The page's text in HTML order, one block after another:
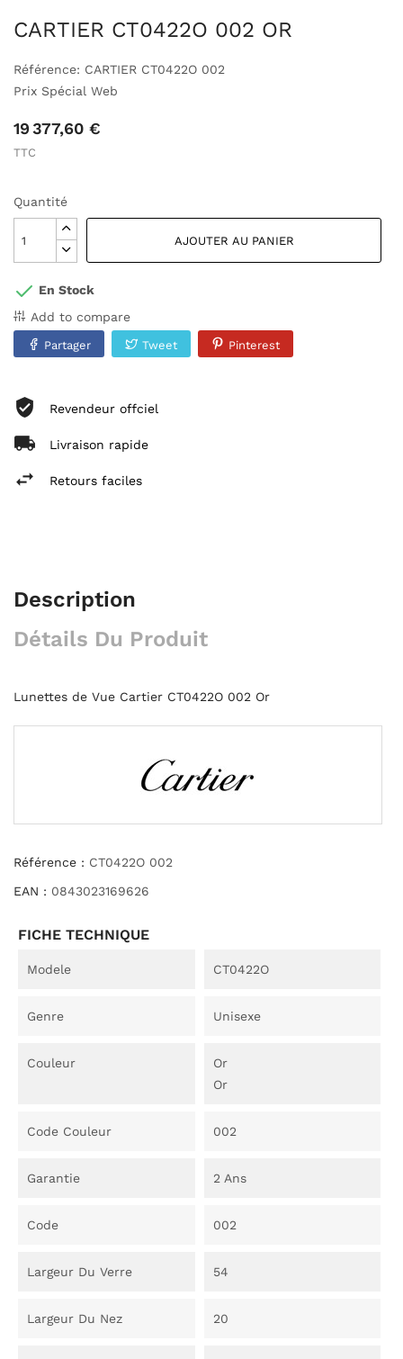
CARTIER CT0422O 002 OR
Référence: CARTIER CT0422O 002
Prix Spécial Web
19 377,60 €
TTC
Quantité
AJOUTER AU PANIER
En Stock
Add to compare
Partager Tweet Pinterest
Revendeur offciel
Livraison rapide
Retours faciles
Description
Détails Du Produit
Lunettes de Vue Cartier CT0422O 002 Or
Référence : CT0422O 002
EAN : 0843023169626
FICHE TECHNIQUE
Modele CT0422O
Genre Unisexe
Couleur
Or
Or
Code Couleur 002
Garantie 2 Ans
Code 002
Largeur Du Verre 54
Largeur Du Nez 20